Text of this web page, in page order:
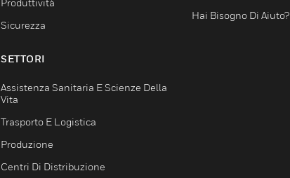
Produttività
Sicurezza
SETTORI
Assistenza Sanitaria E Scienze Della
Vita
Trasporto E Logistica
Produzione
Centri Di Distribuzione
Hai Bisogno Di Aiuto?